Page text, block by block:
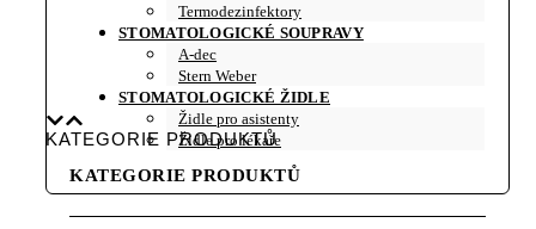
Termodezinfektory
STOMATOLOGICKÉ SOUPRAVY
A-dec
Stern Weber
STOMATOLOGICKÉ ŽIDLE
Židle pro asistenty
Židle pro lékaře
KATEGORIE PRODUKTŮ
KATEGORIE PRODUKTŮ